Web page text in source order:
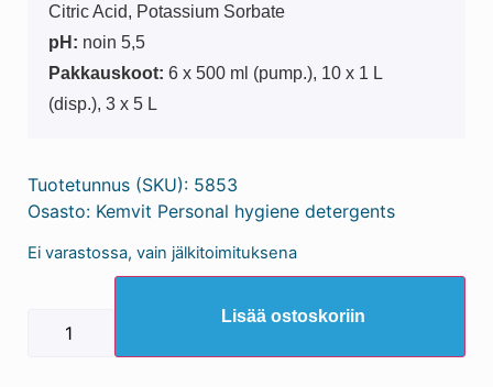
Citric Acid, Potassium Sorbate
pH: noin 5,5
Pakkauskoot: 6 x 500 ml (pump.), 10 x 1 L
(disp.), 3 x 5 L
Tuotetunnus (SKU): 5853
Osasto: Kemvit Personal hygiene detergents
Ei varastossa, vain jälkitoimituksena
Lisää ostoskoriin